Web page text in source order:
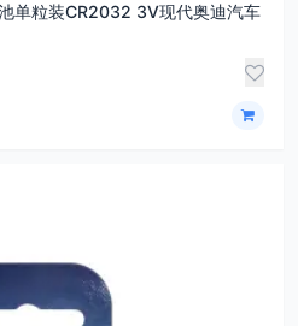
单粒装CR2032 3V现代奥迪汽车